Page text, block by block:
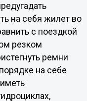
на себя жилет во
с поездкой
резком
ремни
на себе